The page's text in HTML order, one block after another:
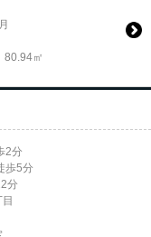
80.94㎡
2分
歩5分
分
目